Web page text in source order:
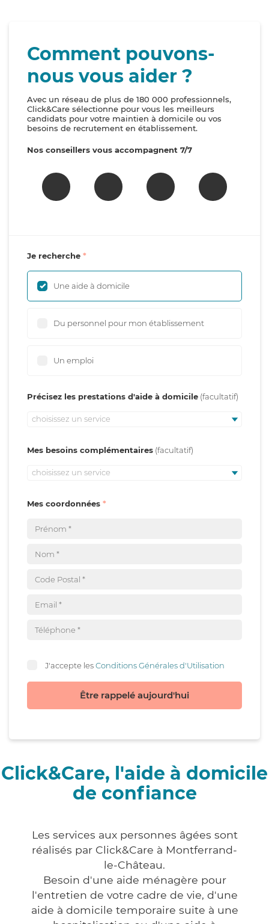
Comment pouvons-
nous vous aider ?
Avec un réseau de plus de 180 000 professionnels,
Click&Care sélectionne pour vous les meilleurs
candidats pour votre maintien à domicile ou vos
besoins de recrutement en établissement.
Nos conseillers vous accompagnent 7/7
Je recherche
Une aide à domicile
Du personnel pour mon établissement
Un emploi
Précisez les prestations d'aide à domicile
choisissez un service
Mes besoins complémentaires
choisissez un service
Mes coordonnées
J'accepte lesConditions Générales d'Utilisation
Être rappelé aujourd'hui
Click&Care, l'aide à domicile
de confiance
Les services aux personnes âgées sont
réalisés par Click&Care à Montferrand-
le-Château.
Besoin d'une aide ménagère pour
l'entretien de votre cadre de vie, d'une
aide à domicile temporaire suite à une